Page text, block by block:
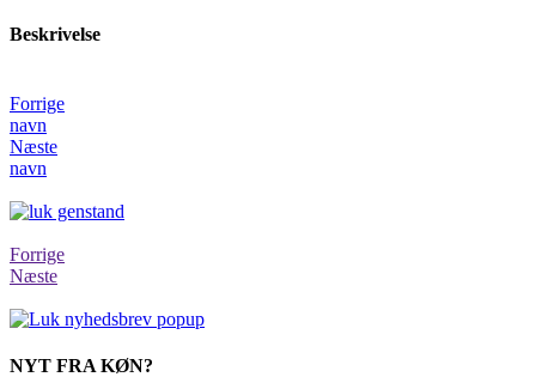
Beskrivelse
Forrige
navn
Næste
navn
Forrige
Næste
NYT FRA KØN?